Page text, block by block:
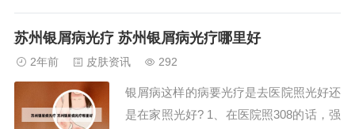
是很着急。如果长在衣服里面。那你就不
很慢。甚至于停止发展。如果你注意治
疗。也其他地...
苏州银屑病光疗 苏州银屑病光疗哪里好
2年前 皮肤资讯 292
银屑病这样的病要光疗是去医院照光好还
是在家照光好? 1、在医院照308的话，强